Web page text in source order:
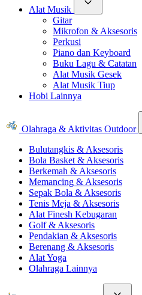
Alat Musik
Gitar
Mikrofon & Aksesoris
Perkusi
Piano dan Keyboard
Buku Lagu & Catatan
Alat Musik Gesek
Alat Musik Tiup
Hobi Lainnya
Olahraga & Aktivitas Outdoor
Bulutangkis & Aksesoris
Bola Basket & Aksesoris
Berkemah & Aksesoris
Memancing & Aksesoris
Sepak Bola & Aksesoris
Tenis Meja & Aksesoris
Alat Finesh Kebugaran
Golf & Aksesoris
Pendakian & Aksesoris
Berenang & Aksesoris
Alat Yoga
Olahraga Lainnya